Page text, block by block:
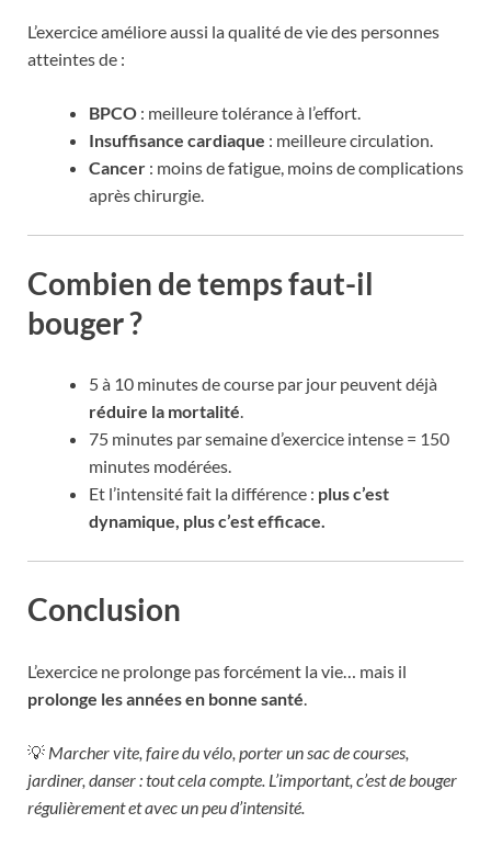
L’exercice améliore aussi la qualité de vie des personnes
atteintes de :
BPCO : meilleure tolérance à l’effort.
Insuffisance cardiaque : meilleure circulation.
Cancer : moins de fatigue, moins de complications
après chirurgie.
Combien de temps faut-il
bouger ?
5 à 10 minutes de course par jour peuvent déjà
réduire la mortalité.
75 minutes par semaine d’exercice intense = 150
minutes modérées.
Et l’intensité fait la différence : plus c’est
dynamique, plus c’est efficace.
Conclusion
L’exercice ne prolonge pas forcément la vie… mais il
prolonge les années en bonne santé
💡 Marcher vite, faire du vélo, porter un sac de courses,
jardiner, danser : tout cela compte. L’important, c’est de bouger
régulièrement et avec un peu d’intensité.